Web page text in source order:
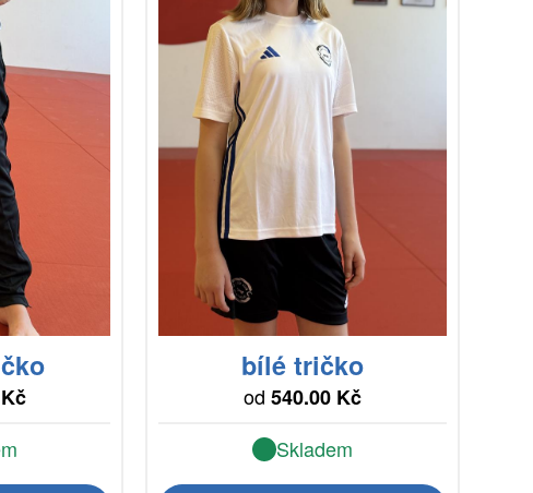
bílé tričko
od540.00 Kč
Skladem